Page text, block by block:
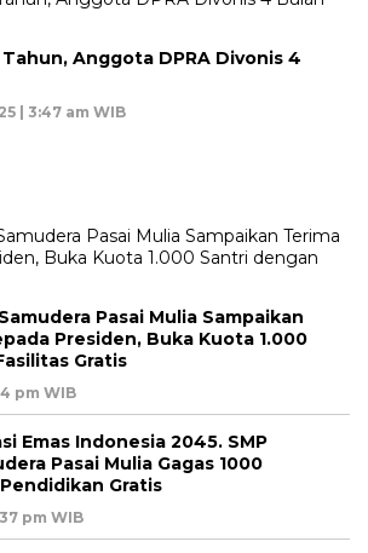
Anggota DPRA Divonis 4
| 3:47 am WIB
Pasai Mulia Sampaikan
Presiden, Buka Kuota 1.000
Gratis
pm WIB
Emas Indonesia 2045. SMP
Pasai Mulia Gagas 1000
Gratis
pm WIB